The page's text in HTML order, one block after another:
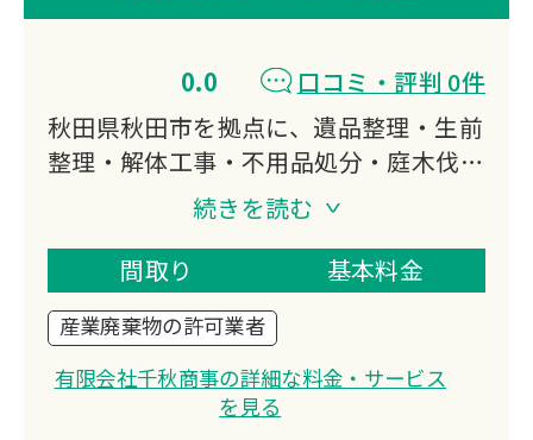
0.0
口コミ・評判 0件
秋田県秋田市を拠点に、遺品整理・生前
整理・解体工事・不用品処分・庭木伐採
など幅広く対応。遺品整理士資格を持つ
スタッフが心を込めてサポート。
産業廃棄物収集運搬許可や解体工事施工
技士など、専門資格を持つ地域密着型企
業です。
続きを読む
間取り
基本料金
産業廃棄物の許可業者
有限会社千秋商事の詳細な料金・サービス
を見る